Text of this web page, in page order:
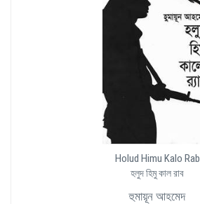
Holud Himu Kalo Rab
হলুদ হিমু কাল রাব
হুমায়ূন আহমেদ